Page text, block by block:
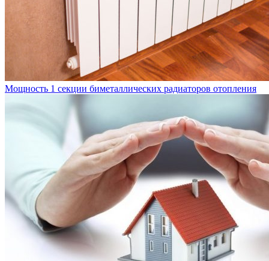
Мощность 1 секции биметаллических радиаторов отопления